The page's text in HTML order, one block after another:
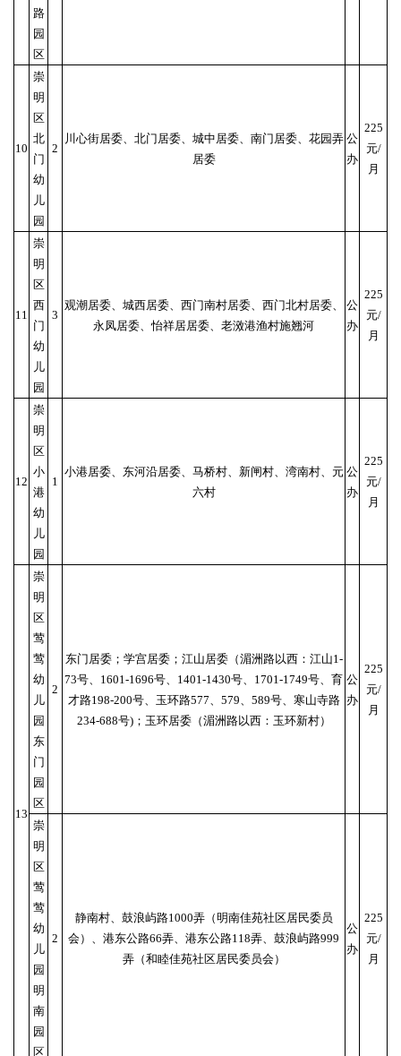
路
园
区
10
崇
明
区
北
门
幼
儿
园
2
川心街居委、北门居委、城中居委、南门居委、花园弄
居委
公
办
225
元/
月
11
崇
明
区
西
门
幼
儿
园
3
观潮居委、城西居委、西门南村居委、西门北村居委、
永凤居委、怡祥居居委、老滧港渔村施翘河
公
办
225
元/
月
12
崇
明
区
小
港
幼
儿
园
1
小港居委、东河沿居委、马桥村、新闸村、湾南村、元
六村
公
办
225
元/
月
13
崇
明
区
莺
莺
幼
儿
园
东
门
园
区
2
东门居委；学宫居委；江山居委（湄洲路以西：江山1-
73号、1601-1696号、1401-1430号、1701-1749号、育
才路198-200号、玉环路577、579、589号、寒山寺路
234-688号)；玉环居委（湄洲路以西：玉环新村）
公
办
225
元/
月
崇
明
区
莺
莺
幼
儿
园
明
南
园
区
2
静南村、鼓浪屿路1000弄（明南佳苑社区居民委员
会）、港东公路66弄、港东公路118弄、鼓浪屿路999
弄（和睦佳苑社区居民委员会）
公
办
225
元/
月